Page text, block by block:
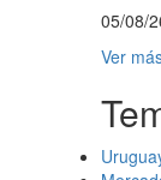
05/08/
Ver